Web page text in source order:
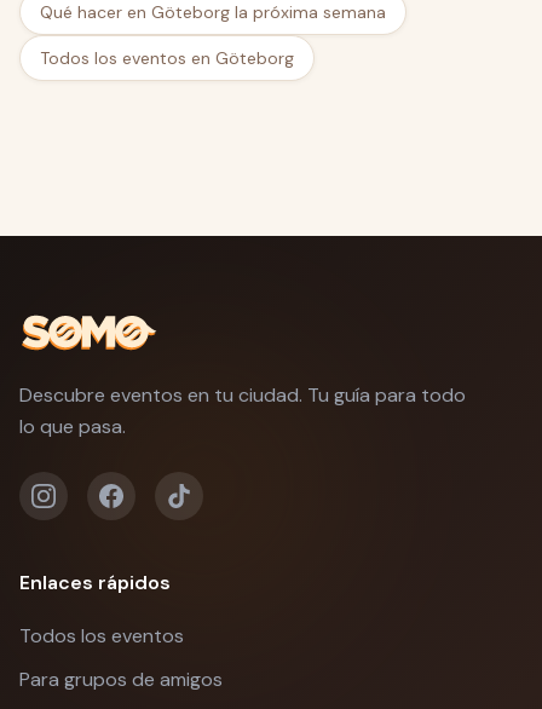
Qué hacer en Göteborg la próxima semana
Todos los eventos en Göteborg
Descubre eventos en tu ciudad. Tu guía para todo
lo que pasa.
Enlaces rápidos
Todos los eventos
Para grupos de amigos